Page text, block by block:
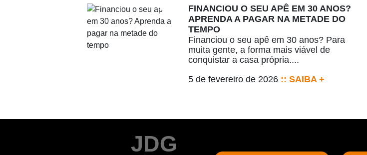
FINANCIOU O SEU APÊ EM 30 ANOS?
APRENDA A PAGAR NA METADE DO
TEMPO
Financiou o seu apê em 30 anos? Para
muita gente, a forma mais viável de
conquistar a casa própria....
5 de fevereiro de 2026:: SAIBA +
JDG